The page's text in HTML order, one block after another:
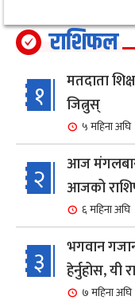
राशिफल
१
मतदाता
जित्नुस्
५ महिना अघि
२
आज मंगलबार
आजको
६ महिना अघि
३
भगवान
हेर्नुहोस, यी
७ महिना अघि